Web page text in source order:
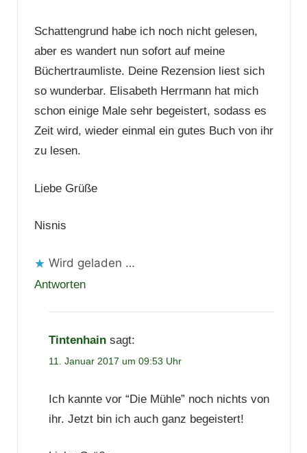
Schattengrund habe ich noch nicht gelesen,
aber es wandert nun sofort auf meine
Büchertraumliste. Deine Rezension liest sich
so wunderbar. Elisabeth Herrmann hat mich
schon einige Male sehr begeistert, sodass es
Zeit wird, wieder einmal ein gutes Buch von ihr
zu lesen.
Liebe Grüße
Nisnis
Wird geladen …
Antworten
Tintenhain sagt:
11. Januar 2017 um 09:53 Uhr
Ich kannte vor “Die Mühle” noch nichts von
ihr. Jetzt bin ich auch ganz begeistert!